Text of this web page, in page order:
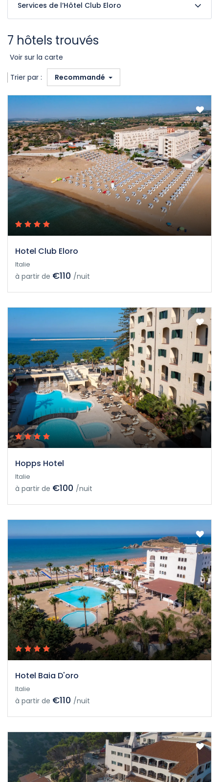
Services de l’Hôtel Club Eloro
7 hôtels trouvés
Voir sur la carte
Trier par : Recommandé
Hotel Club Eloro
Italie
à partir de €110 /nuit
Hopps Hotel
Italie
à partir de €100 /nuit
Hotel Baia D'oro
Italie
à partir de €110 /nuit